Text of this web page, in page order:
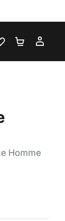
LISTE DEPANIER 0
Homme